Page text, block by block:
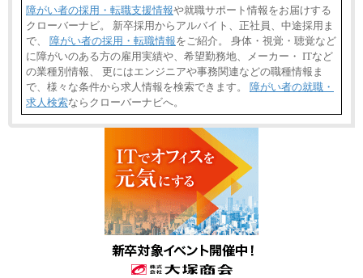
障がい者の採用・転職支援情報や就職サポート情報をお届けする
クローバーナビ。 新卒採用からアルバイト、正社員、中途採用ま
で、 障がい者の採用・転職情報をご紹介。 身体・視覚・聴覚など
に障がいのある方の雇用実績や、希望勤務地、メーカー・ ITなど
の業種別情報、 更にはエンジニアや事務関連などの職種情報ま
で、様々な条件から求人情報を検索できます。 障がい者の就職・
求人検索ならクローバーナビへ。